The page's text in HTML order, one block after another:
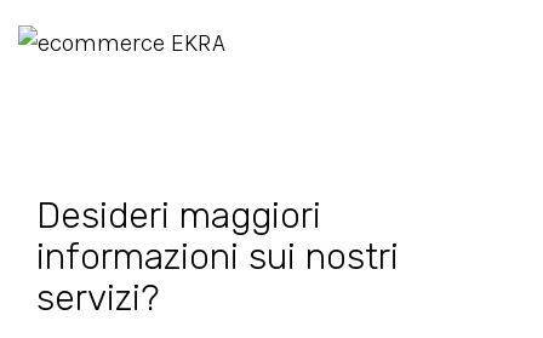
Desideri maggiori
informazioni sui nostri
servizi?